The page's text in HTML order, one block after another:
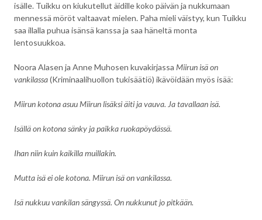
isälle. Tuikku on kiukutellut äidille koko päivän ja nukkumaan
mennessä möröt valtaavat mielen. Paha mieli väistyy, kun Tuikku
saa illalla puhua isänsä kanssa ja saa häneltä monta
lentosuukkoa.
Noora Alasen ja Anne Muhosen kuvakirjassa Miirun isä on
vankilassa(Kriminaalihuollon tukisäätiö) ikävöidään myös isää:
Miirun kotona asuu Miirun lisäksi äiti ja vauva. Ja tavallaan isä.
Isällä on kotona sänky ja paikka ruokapöydässä.
Ihan niin kuin kaikilla muillakin.
Mutta isä ei ole kotona. Miirun isä on vankilassa.
Isä nukkuu vankilan sängyssä. On nukkunut jo pitkään.